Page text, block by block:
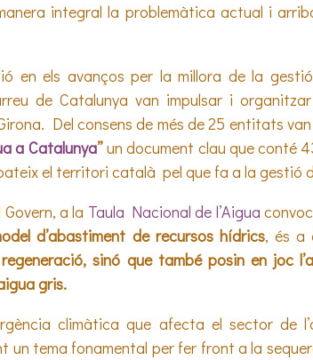
integral la problemàtica actual i
en els avanços per la millora de la
de Catalunya van impulsar i
Del consens de més de 25 entitats
a Catalunya”un document clau que conté
el territori català pel que fa a la gestió
a la Taula Nacional de l’Aigua
d’abastiment de recursos hídrics, és a
sinó que també posin en joc
gris.
climàtica que afecta el sector de
un tema fonamental per fer front a la